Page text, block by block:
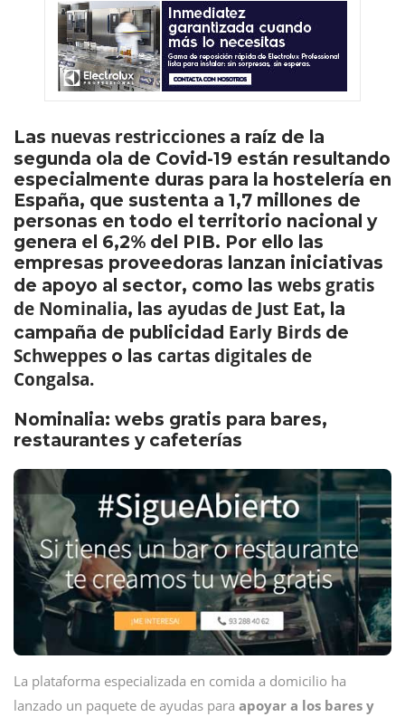
Las nuevas restricciones a raíz de la
segunda ola de Covid-19 están resultando
especialmente duras para la hostelería en
España, que sustenta a 1,7 millones de
personas en todo el territorio nacional y
genera el 6,2% del PIB. Por ello las
empresas proveedoras lanzan iniciativas
de apoyo al sector, como las webs gratis
de Nominalia, las ayudas de Just Eat, la
campaña de publicidad Early Birds de
Schweppes o las cartas digitales de
Congalsa.
Nominalia: webs gratis para bares,
restaurantes y cafeterías
La plataforma especializada en comida a domicilio ha
lanzado un paquete de ayudas para apoyar a los bares y